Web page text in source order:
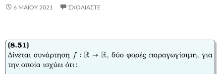
6 ΜΑΪ́ΟΥ 2021 ΣΧΟΛΙΆΣΤΕ